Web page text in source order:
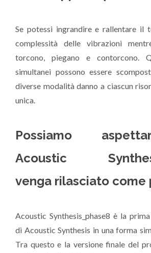
Se potessi ingrandire e rallentare il
complessità delle vibrazioni
torcono, piegano e contorcono.
simultanei possono essere
diverse modalità danno a ciascun
unica.
Possiamo
Acoustic
venga rilasciato come
Acoustic Synthesis_phase8 è la
di Acoustic Synthesis in una forma
Tra questo e la versione finale del